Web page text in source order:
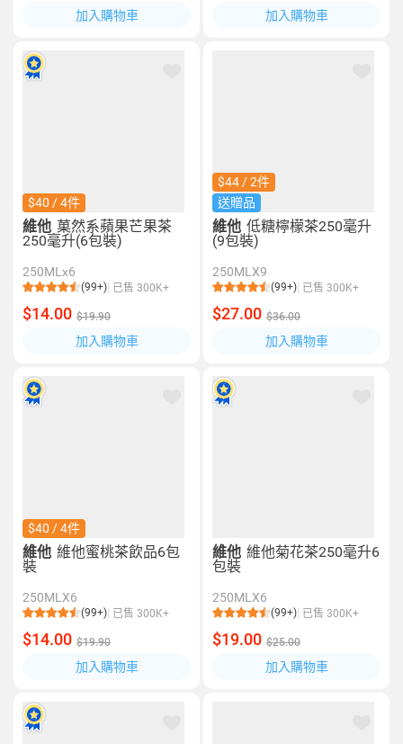
加入購物車 加入購物車
$40 / 4件
維他 菓然系蘋果芒果茶
250毫升(6包裝)
250MLx6
(99+) 已售 300K+
$14.00 $19.90
加入購物車
$44 / 2件
送贈品
維他 低糖檸檬茶250毫升
(9包裝)
250MLX9
(99+) 已售 300K+
$27.00 $36.00
加入購物車
$40 / 4件
維他 維他蜜桃茶飲品6包
裝
250MLX6
(99+) 已售 300K+
$14.00 $19.90
加入購物車
維他 維他菊花茶250毫升6
包裝
250MLX6
(99+) 已售 300K+
$19.00 $25.00
加入購物車